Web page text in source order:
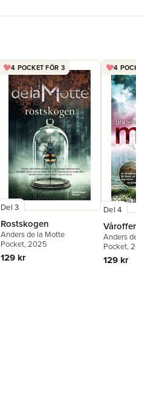
4 POCKET FÖR 3
Del 3
Rostskogen
Anders de la Motte
Pocket, 2025
129 kr
4 POCKET FÖR
Del 4
Våroffer
Anders de la
Pocket, 2021
129 kr